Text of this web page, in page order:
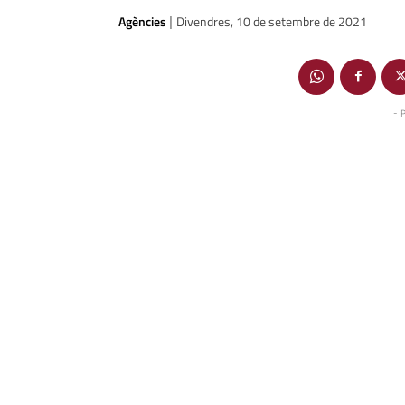
Agències | Divendres, 10 de setembre de 2021
-